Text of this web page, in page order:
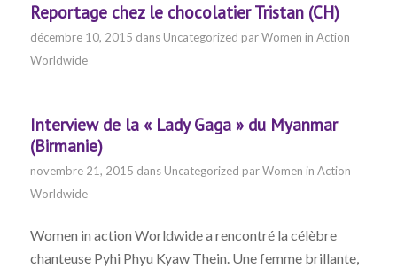
Reportage chez le chocolatier Tristan (CH)
décembre 10, 2015 dans Uncategorized parWomen in Action
Worldwide
Interview de la « Lady Gaga » du Myanmar
(Birmanie)
novembre 21, 2015 dans Uncategorized parWomen in Action
Worldwide
Women in action Worldwide a rencontré la célèbre
chanteuse Pyhi Phyu Kyaw Thein. Une femme brillante,